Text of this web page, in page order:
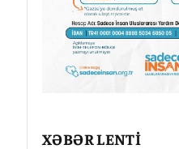
XƏBƏR LENTİ